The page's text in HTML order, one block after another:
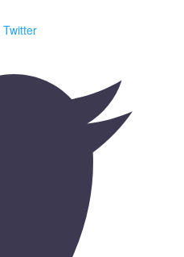
Twitter